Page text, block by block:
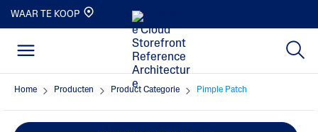
WAAR TE KOOP
Home Producten Product Categorie Pimple Patch